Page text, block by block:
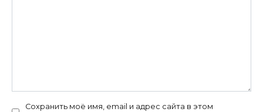
Сохранить моё имя, email и адрес сайта в этом